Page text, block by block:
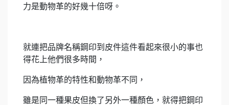
力是動物革的好幾十倍呀。
就連把品牌名稱鋼印到皮件這件看起來很小的事也
得花上他們很多時間，
因為植物革的特性和動物革不同，
雖是同一種果皮但換了另外一種顏色，就得把鋼印